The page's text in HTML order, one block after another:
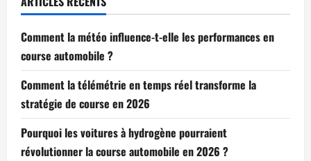
Comment la météo influence-t-elle les performances en
course automobile ?
Comment la télémétrie en temps réel transforme la
stratégie de course en 2026
Pourquoi les voitures à hydrogène pourraient
révolutionner la course automobile en 2026 ?